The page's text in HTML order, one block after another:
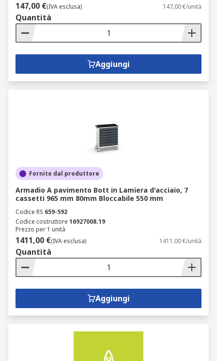
147,00 €(IVA esclusa) 147,00 €/unità
Quantità
Aggiungi
Fornito dal produttore
Armadio A pavimento Bott in Lamiera d'acciaio, 7
cassetti 965 mm 80mm Bloccabile 550 mm
Codice RS 659-592
Codice costruttore 16927008.19
Prezzo per 1 unità
1411,00 €(IVA esclusa) 1411,00 €/unità
Quantità
Aggiungi